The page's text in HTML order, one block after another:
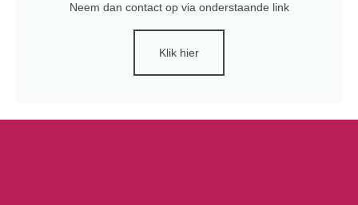
Neem dan contact op via onderstaande link
Klik hier